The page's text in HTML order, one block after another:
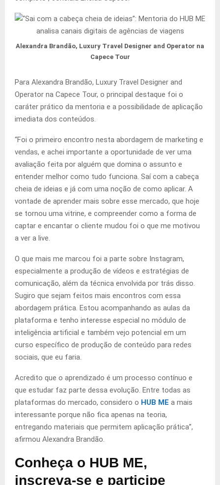
Alexandra Brandão, Luxury Travel Designer and Operator na
Capece Tour
Para Alexandra Brandão, Luxury Travel Designer and
Operator na Capece Tour, o principal destaque foi o
caráter prático da mentoria e a possibilidade de aplicação
imediata dos conteúdos.
“Foi o primeiro encontro nesta abordagem de marketing e
vendas, e achei importante a oportunidade de ver uma
avaliação feita por alguém que domina o assunto e
entender melhor como tudo funciona. Saí com a cabeça
cheia de ideias e já com uma noção de como aplicar. A
vontade de aprender mais sobre esse mercado, que hoje
se tornou uma vitrine, e compreender como a forma de
captar e encantar o cliente mudou foi o que me motivou
a ver a live.
O que mais me marcou foi a parte sobre Instagram,
especialmente a produção de vídeos e estratégias de
comunicação, além da técnica envolvida por trás disso.
Sugiro que sejam feitos mais encontros com essa
abordagem prática. Estou acompanhando as aulas da
plataforma e tenho interesse especial no módulo de
inteligência artificial e também vejo potencial em um
curso específico de produção de conteúdo para redes
sociais, que eu faria.
Acredito que o aprendizado é um processo contínuo e
que estudar faz parte dessa evolução. Entre todas as
plataformas do mercado, considero o HUB ME a mais
interessante porque não fica apenas na teoria,
entregando materiais que permitem aplicação prática”,
afirmou Alexandra Brandão.
Conheça o HUB ME,
inscreva-se e participe